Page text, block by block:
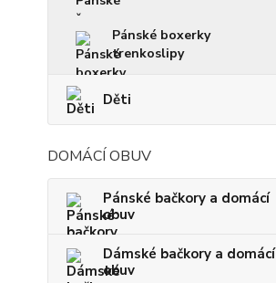
Pánské boxerky
trenkoslipy
Děti
DOMÁCÍ OBUV
Pánské bačkory a domácí
obuv
Dámské bačkory a domácí
obuv